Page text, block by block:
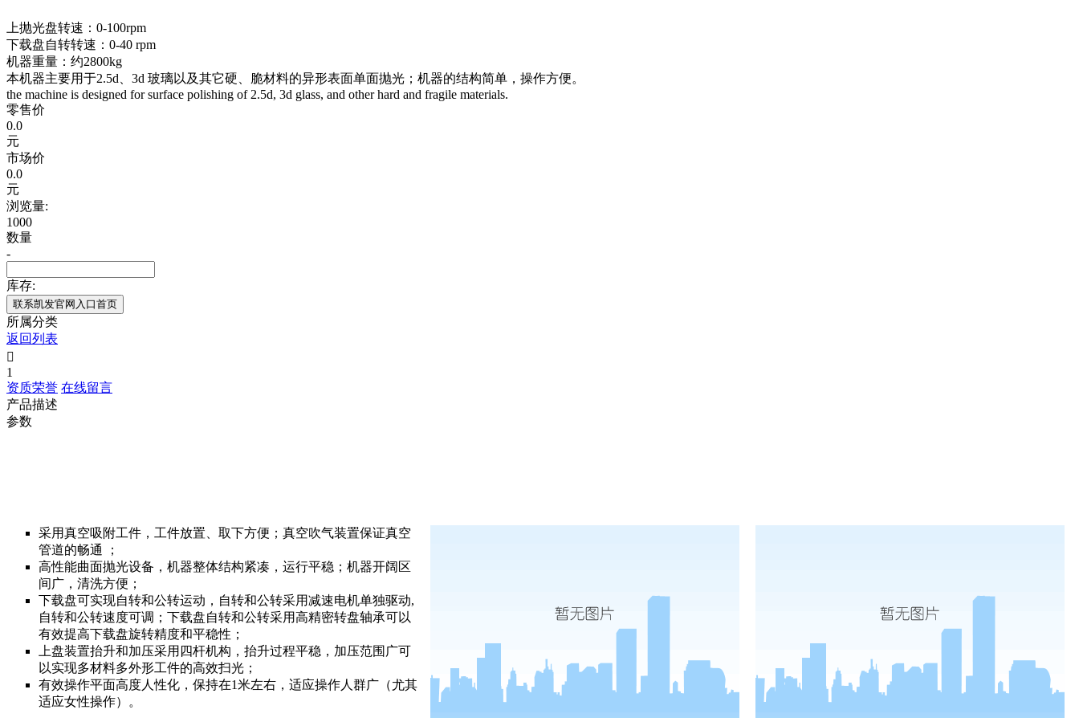
上抛光盘转速：0-100rpm
下载盘自转转速：0-40 rpm
机器重量：约2800kg
本机器主要用于2.5d、3d 玻璃以及其它硬、脆材料的异形表面单面抛光；机器的结构简单，操作方便。
the machine is designed for surface polishing of 2.5d, 3d glass, and other hard and fragile materials.
零售价
0.0
元
市场价
0.0
元
浏览量:
1000
数量
-
库存:
联系凯发官网入口首页
所属分类
返回列表

1
资质荣誉 在线留言
产品描述
参数
采用真空吸附工件，工件放置、取下方便；真空吹气装置保证真空
管道的畅通 ；
高性能曲面抛光设备，机器整体结构紧凑，运行平稳；机器开阔区
间广，清洗方便；
下载盘可实现自转和公转运动，自转和公转采用减速电机单独驱动,
自转和公转速度可调；下载盘自转和公转采用高精密转盘轴承可以
有效提高下载盘旋转精度和平稳性；
上盘装置抬升和加压采用四杆机构，抬升过程平稳，加压范围广可
以实现多材料多外形工件的高效扫光；
有效操作平面高度人性化，保持在1米左右，适应操作人群广（尤其
适应女性操作）。